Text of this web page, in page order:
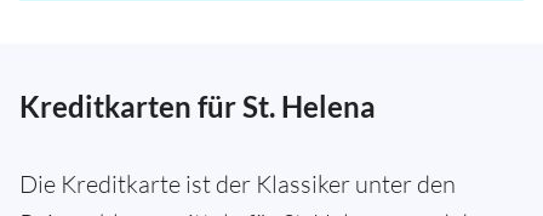
Kreditkarten für St. Helena
Die Kreditkarte ist der Klassiker unter den